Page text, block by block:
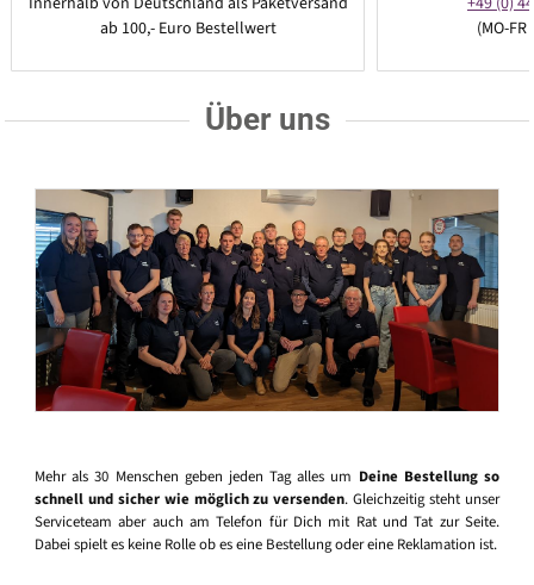
ab 100,- Euro Bestellwert
(MO-
Über uns
Mehr als 30 Menschen geben jeden Tag alles um Deine Bestellung so
schnell und sicher wie möglich zu versenden. Gleichzeitig steht unser
Serviceteam aber auch am Telefon für Dich mit Rat und Tat zur Seite.
Dabei spielt es keine Rolle ob es eine Bestellung oder eine Reklamation ist.